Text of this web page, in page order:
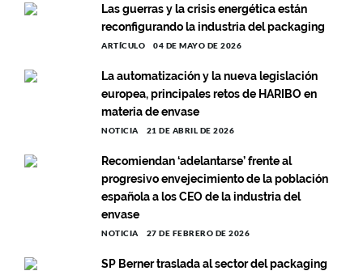
Las guerras y la crisis energética están
reconfigurando la industria del packaging
ARTÍCULO 04 DE MAYO DE 2026
La automatización y la nueva legislación
europea, principales retos de HARIBO en
materia de envase
NOTICIA 21 DE ABRIL DE 2026
Recomiendan ‘adelantarse’ frente al
progresivo envejecimiento de la población
española a los CEO de la industria del
envase ‎
NOTICIA 27 DE FEBRERO DE 2026
SP Berner traslada al sector del packaging